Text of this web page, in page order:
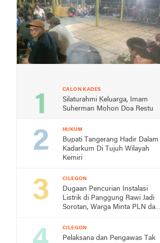
CALON KADES
Silaturahmi Keluarga, Imam
Suherman Mohon Doa Restu
HUKUM
Bupati Tangerang Hadir Dalam
Kadarkum Di Tujuh Wilayah
Kemiri
CILEGON
Dugaan Pencurian Instalasi
Listrik di Panggung Rawi Jadi
Sorotan, Warga Minta PLN dan
CILEGON
Pelaksana dan Pengawas Tak